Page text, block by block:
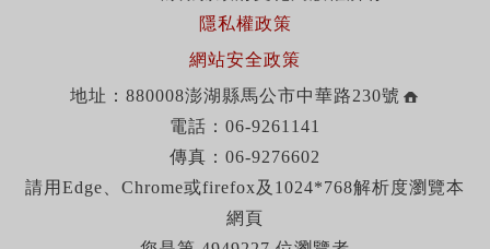
隱私權政策
網站安全政策
地址：880008澎湖縣馬公市中華路230號
電話：06-9261141
傳真：06-9276602
請用Edge、Chrome或firefox及1024*768解析度瀏覽本
網頁